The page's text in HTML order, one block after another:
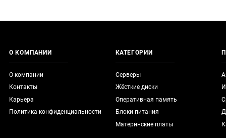
О КОМПАНИИ
О компании
Контакты
Карьера
Политика конфиденциальности
КАТЕГОРИИ
Серверы
Жёсткие диски
Оперативная память
Блоки питания
Материнские платы